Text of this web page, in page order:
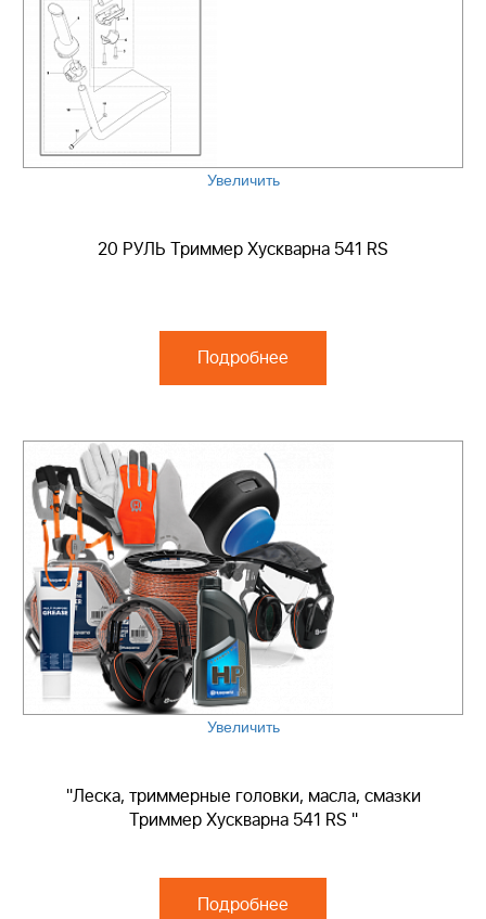
Увеличить
20 РУЛЬ Триммер Хускварна 541 RS
Подробнее
Увеличить
"Леска, триммерные головки, масла, смазки
Триммер Хускварна 541 RS "
Подробнее